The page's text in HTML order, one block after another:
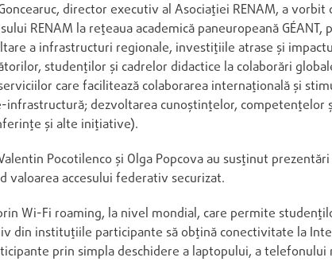
director executiv al Asociației RENAM, a vorbit
RENAM la rețeaua academică paneuropeană GÉANT,
a infrastructuri regionale, investițiile atrase și
studenților și cadrelor didactice la colaborări
care facilitează colaborarea internațională și
infrastructură; dezvoltarea cunoștințelor, competențelor
și alte inițiative).
Pocotilenco și Olga Popcova au susținut
accesului federativ securizat.
Wi-Fi roaming, la nivel mondial, care permite
din instituțiile participante să obțină conectivitate la
prin simpla deschidere a laptopului, a